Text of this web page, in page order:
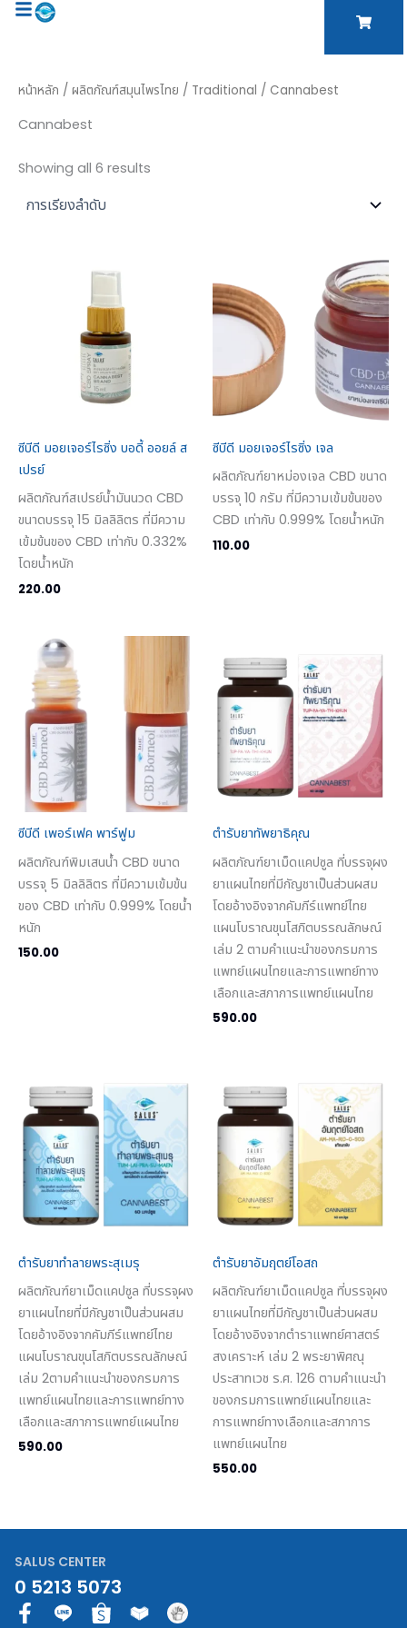
Skip
หน้าหลัก / ผลิตภัณฑ์สมุนไพรไทย / Traditional / Cannabest
Cannabest
Showing all 6 results
ซีบีดี มอยเจอร์ไรซิ่ง บอดี้ ออยล์ ส
เปรย์
ผลิตภัณฑ์สเปรย์น้ำมันนวด CBD
ขนาดบรรจุ 15 มิลลิลิตร ที่มีความ
เข้มข้นของ CBD เท่ากับ 0.332%
โดยน้ำหนัก
220.00
ซีบีดี มอยเจอร์ไรซิ่ง เจล
ผลิตภัณฑ์ยาหม่องเจล CBD ขนาด
บรรจุ 10 กรัม ที่มีความเข้มข้นของ
CBD เท่ากับ 0.999% โดยน้ำหนัก
110.00
ซีบีดี เพอร์เฟค พาร์ฟูม
ผลิตภัณฑ์พิมเสนน้ำ CBD ขนาด
บรรจุ 5 มิลลิลิตร ที่มีความเข้มข้น
ของ CBD เท่ากับ 0.999% โดยน้ำ
หนัก
150.00
ตำรับยาทัพยาธิคุณ
ผลิตภัณฑ์ยาเม็ดแคปซูล ที่บรรจุผง
ยาแผนไทยที่มีกัญชาเป็นส่วนผสม
โดยอ้างอิงจากคัมภีร์แพทย์ไทย
แผนโบราณขุนโสภิตบรรณลักษณ์
เล่ม 2 ตามคำแนะนำของกรมการ
แพทย์แผนไทยและการแพทย์ทาง
เลือกและสภาการแพทย์แผนไทย
590.00
ตำรับยาทำลายพระสุเมรุ
ผลิตภัณฑ์ยาเม็ดแคปซูล ที่บรรจุผง
ยาแผนไทยที่มีกัญชาเป็นส่วนผสม
โดยอ้างอิงจากคัมภีร์แพทย์ไทย
แผนโบราณขุนโสภิตบรรณลักษณ์
เล่ม 2ตามคำแนะนำของกรมการ
แพทย์แผนไทยและการแพทย์ทาง
เลือกและสภาการแพทย์แผนไทย
590.00
ตำรับยาอัมฤตย์โอสถ
ผลิตภัณฑ์ยาเม็ดแคปซูล ที่บรรจุผง
ยาแผนไทยที่มีกัญชาเป็นส่วนผสม
โดยอ้างอิงจากตำราแพทย์ศาสตร์
สงเคราะห์ เล่ม 2 พระยาพิศณุ
ประสาทเวช ร.ศ. 126 ตามคำแนะนำ
ของกรมการแพทย์แผนไทยและ
การแพทย์ทางเลือกและสภาการ
แพทย์แผนไทย
550.00
SALUS CENTER
0 5213 5073
F